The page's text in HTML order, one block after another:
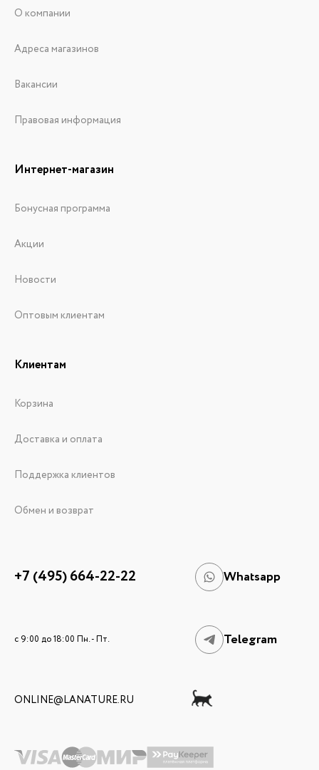
О компании
Адреса магазинов
Вакансии
Правовая информация
Интернет-магазин
Бонусная программа
Акции
Новости
Оптовым клиентам
Клиентам
Корзина
Доставка и оплата
Поддержка клиентов
Обмен и возврат
+7 (495) 664-22-22 Whatsapp
c 9:00 до 18:00 Пн. - Пт. Telegram
ONLINE@LANATURE.RU